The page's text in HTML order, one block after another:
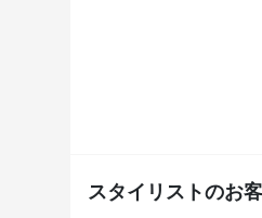
スタイリストのお